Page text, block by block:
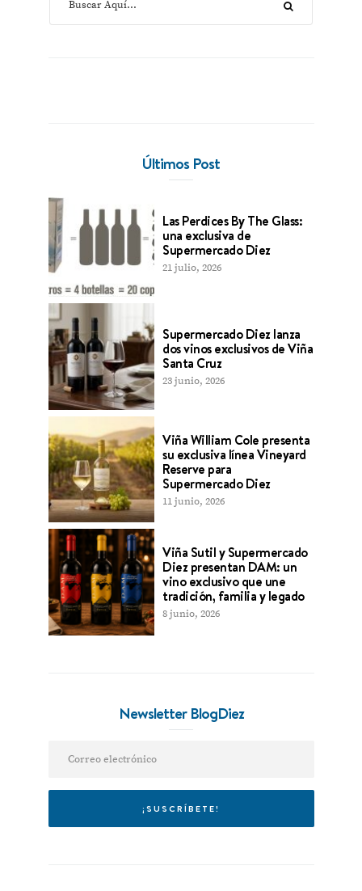
Últimos Post
Las Perdices By The Glass:
una exclusiva de
Supermercado Diez
21 julio, 2026
Supermercado Diez lanza
dos vinos exclusivos de Viña
Santa Cruz
23 junio, 2026
Viña William Cole presenta
su exclusiva línea Vineyard
Reserve para
Supermercado Diez
11 junio, 2026
Viña Sutil y Supermercado
Diez presentan DAM: un
vino exclusivo que une
tradición, familia y legado
8 junio, 2026
Newsletter BlogDiez